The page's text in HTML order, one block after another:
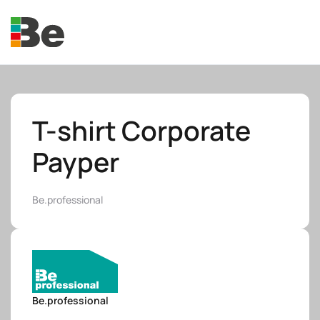
Skip to main content
T-shirt Corporate
Payper
Be.professional
Be.professional